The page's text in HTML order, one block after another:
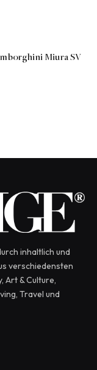
Miura SV
inhaltlich und
verschiedensten
Art & Culture,
Travel und